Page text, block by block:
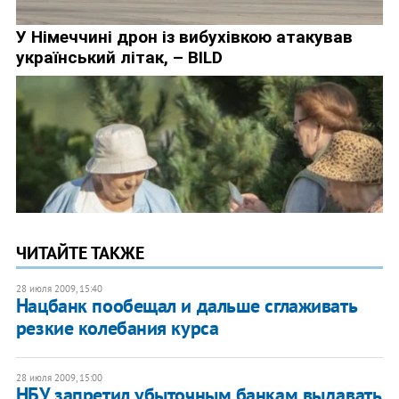
ЧИТАЙТЕ ТАКЖЕ
28 июля 2009, 15:40
Нацбанк пообещал и дальше сглаживать
резкие колебания курса
28 июля 2009, 15:00